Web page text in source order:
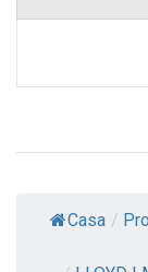
Casa /